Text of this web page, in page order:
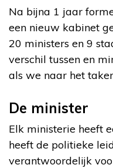
Na bijna 1 jaar
een nieuw kabinet
20 ministers en 9
verschil tussen en
als we naar het
De minister
Elk ministerie heeft
heeft de politieke
verantwoordelijk